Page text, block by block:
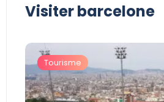
Visiter barcelone
Tourisme